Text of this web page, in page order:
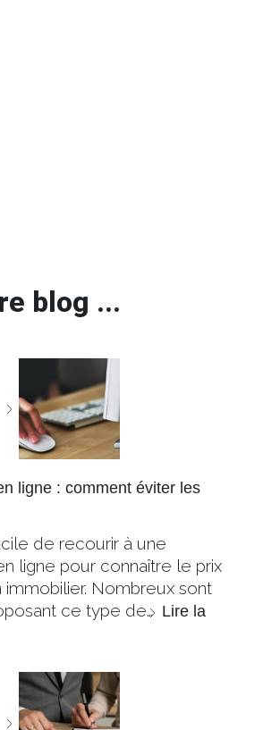
blog ...
ligne : comment éviter les
de recourir à une
ligne pour connaître le prix
immobilier. Nombreux sont
ce type de… Lire la